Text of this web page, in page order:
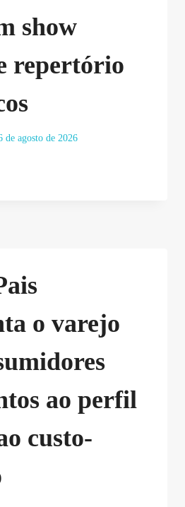
show
repertório
de agosto de 2026
o varejo
ao perfil
custo-